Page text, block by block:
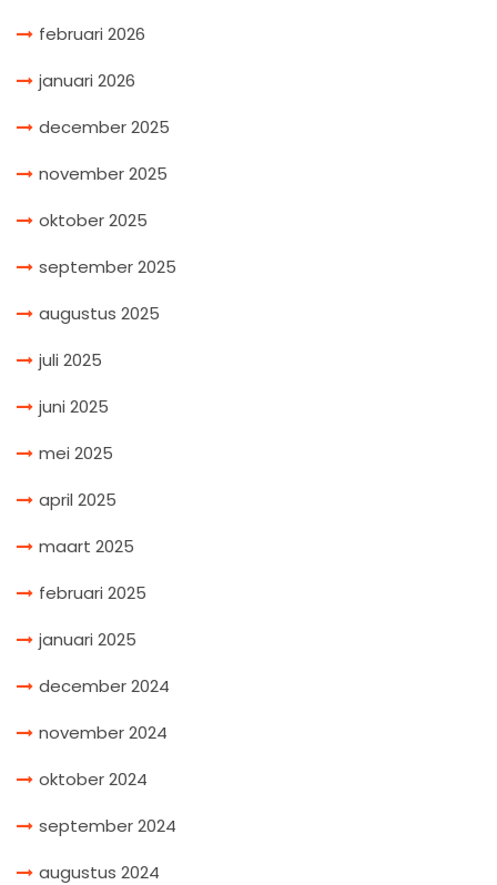
februari 2026
januari 2026
december 2025
november 2025
oktober 2025
september 2025
augustus 2025
juli 2025
juni 2025
mei 2025
april 2025
maart 2025
februari 2025
januari 2025
december 2024
november 2024
oktober 2024
september 2024
augustus 2024